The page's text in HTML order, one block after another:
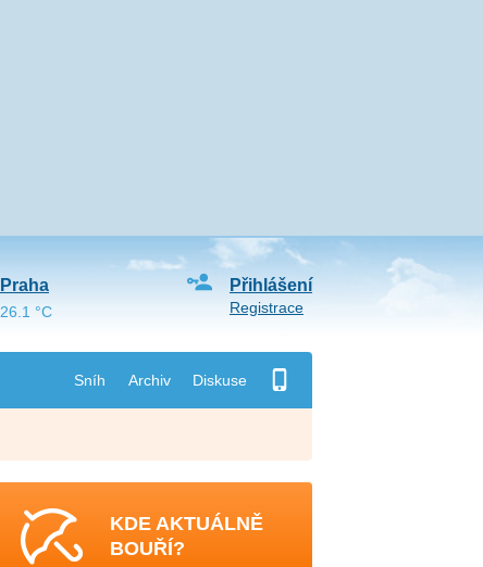
Sníh Archiv Diskuse
Přihlášení
Registrace
Praha
26.1 °C
KDE AKTUÁLNĚ
BOUŘÍ?